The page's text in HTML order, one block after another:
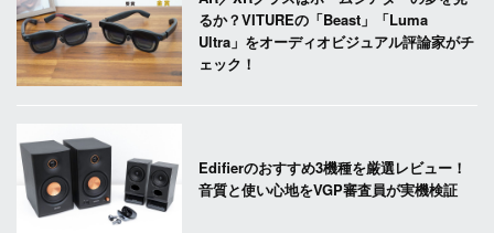
るか？VITUREの「Beast」「Luma
Ultra」をオーディオビジュアル評論家がチ
ェック！
Edifierのおすすめ3機種を厳選レビュー！
音質と使い心地をVGP審査員が実機検証